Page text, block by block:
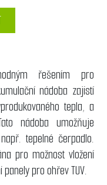
řešením pro
nádoba zajistí
tepla, a
nádoba umožňuje
tepelné čerpadlo.
pro možnost vložení
pro ohřev TUV.